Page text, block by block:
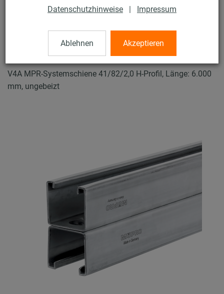
Datenschutzhinweise | Impressum
Ablehnen Akzeptieren
6 / 64
MPR-Systemschienen
V4A MPR-Systemschiene 41/82/2,0 H-Profil, Länge: 6.000
mm, ungebeizt